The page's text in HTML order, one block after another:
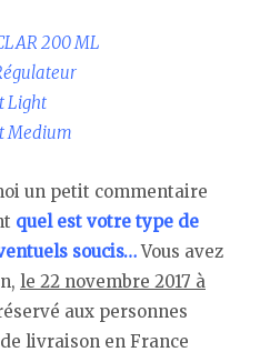
200 ML
Light
Medium
un petit commentaire
quel est votre type de
soucis…Vous avez
le 22 novembre 2017 à
aux personnes
livraison en France